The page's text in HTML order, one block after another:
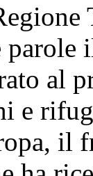
parole
al
e
il